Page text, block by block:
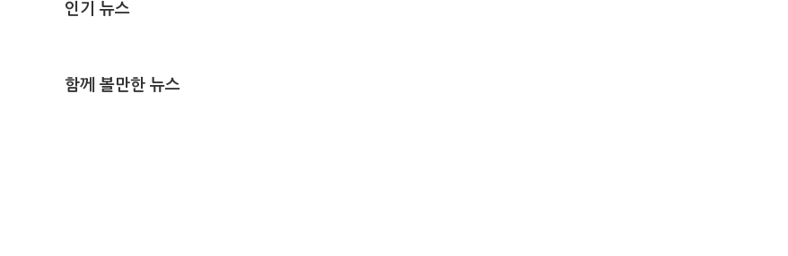
인기 뉴스
함께 볼만한 뉴스